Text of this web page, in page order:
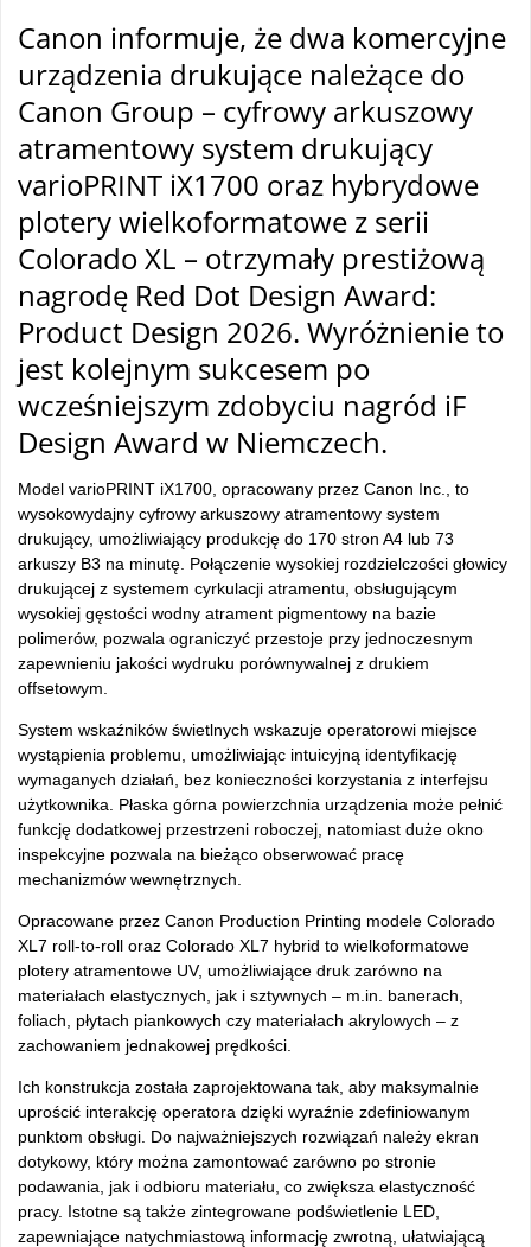
Canon informuje, że dwa komercyjne
urządzenia drukujące należące do
Canon Group – cyfrowy arkuszowy
atramentowy system drukujący
varioPRINT iX1700 oraz hybrydowe
plotery wielkoformatowe z serii
Colorado XL – otrzymały prestiżową
nagrodę Red Dot Design Award:
Product Design 2026. Wyróżnienie to
jest kolejnym sukcesem po
wcześniejszym zdobyciu nagród iF
Design Award w Niemczech.
Model varioPRINT iX1700, opracowany przez Canon Inc., to
wysokowydajny cyfrowy arkuszowy atramentowy system
drukujący, umożliwiający produkcję do 170 stron A4 lub 73
arkuszy B3 na minutę. Połączenie wysokiej rozdzielczości głowicy
drukującej z systemem cyrkulacji atramentu, obsługującym
wysokiej gęstości wodny atrament pigmentowy na bazie
polimerów, pozwala ograniczyć przestoje przy jednoczesnym
zapewnieniu jakości wydruku porównywalnej z drukiem
offsetowym.
System wskaźników świetlnych wskazuje operatorowi miejsce
wystąpienia problemu, umożliwiając intuicyjną identyfikację
wymaganych działań, bez konieczności korzystania z interfejsu
użytkownika. Płaska górna powierzchnia urządzenia może pełnić
funkcję dodatkowej przestrzeni roboczej, natomiast duże okno
inspekcyjne pozwala na bieżąco obserwować pracę
mechanizmów wewnętrznych.
Opracowane przez Canon Production Printing modele Colorado
XL7 roll-to-roll oraz Colorado XL7 hybrid to wielkoformatowe
plotery atramentowe UV, umożliwiające druk zarówno na
materiałach elastycznych, jak i sztywnych – m.in. banerach,
foliach, płytach piankowych czy materiałach akrylowych – z
zachowaniem jednakowej prędkości.
Ich konstrukcja została zaprojektowana tak, aby maksymalnie
uprościć interakcję operatora dzięki wyraźnie zdefiniowanym
punktom obsługi. Do najważniejszych rozwiązań należy ekran
dotykowy, który można zamontować zarówno po stronie
podawania, jak i odbioru materiału, co zwiększa elastyczność
pracy. Istotne są także zintegrowane podświetlenie LED,
zapewniające natychmiastową informację zwrotną, ułatwiającą